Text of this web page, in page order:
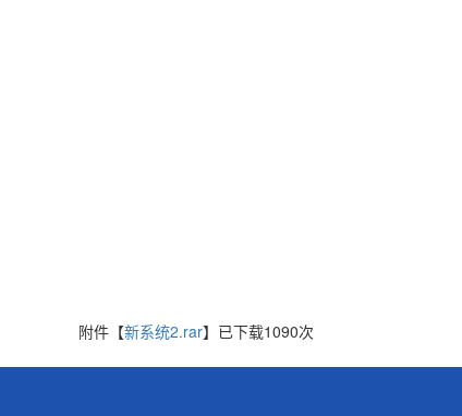
附件【新系统2.rar】已下载1090次